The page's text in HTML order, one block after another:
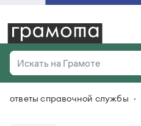
Искать на Грамоте
Справочная служба
Везде
ответы справочной службы